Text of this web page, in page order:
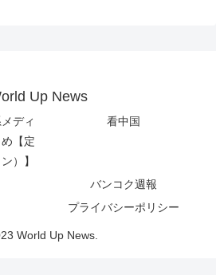
Up News
ディ
【定
）】
看中国
バンコク週報
プライバシーポリシー
World Up News.